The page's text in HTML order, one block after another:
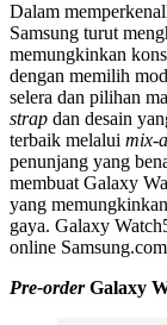
Dalam
Samsung turut
memungkinkan
dengan memilih
selera dan pilihan
strap dan desain
terbaik melalui mix-
penunjang yang
membuat Galaxy
yang
gaya. Galaxy
online
Pre-orderGalaxy